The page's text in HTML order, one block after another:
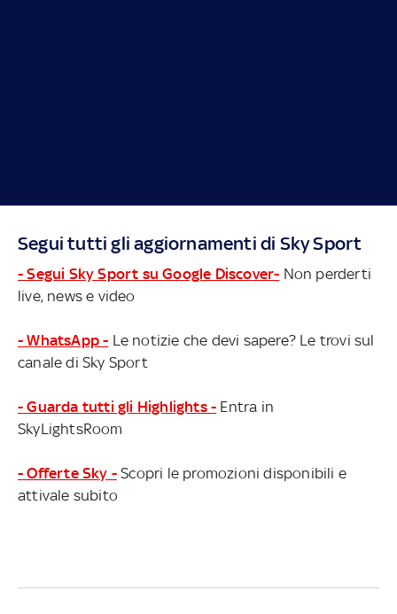
Segui tutti gli aggiornamenti di Sky Sport
- Segui Sky Sport su Google Discover- Non perderti
live, news e video
- WhatsApp - Le notizie che devi sapere? Le trovi sul
canale di Sky Sport
- Guarda tutti gli Highlights - Entra in
SkyLightsRoom
- Offerte Sky - Scopri le promozioni disponibili e
attivale subito